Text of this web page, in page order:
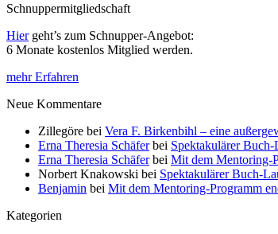
Schnuppermitgliedschaft
Hiergeht’s zum Schnupper-Angebot:
6 Monate kostenlos Mitglied werden.
mehr Erfahren
Neue Kommentare
Zillegöre bei Vera F. Birkenbihl – eine
Erna Theresia Schäferbei Spektakulärer
Erna Theresia Schäferbei Mit dem Mentoring-
Norbert Knakowski bei Spektakulärer Buch-
Benjamin bei Mit dem Mentoring-Programm
Kategorien